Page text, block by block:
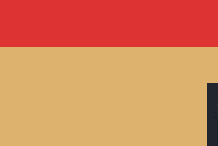
to